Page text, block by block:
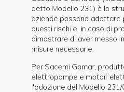
detto Modello 231) è lo
aziende possono adottare
questi rischi e, in caso di
dimostrare di aver messo
misure necessarie.
Per Sacemi Gamar,
elettropompe e motori
l'adozione del Modello